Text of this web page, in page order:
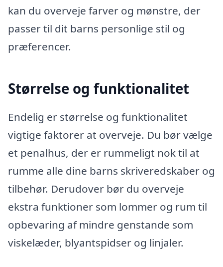
kan du overveje farver og mønstre, der
passer til dit barns personlige stil og
præferencer.
Størrelse og funktionalitet
Endelig er størrelse og funktionalitet
vigtige faktorer at overveje. Du bør vælge
et penalhus, der er rummeligt nok til at
rumme alle dine barns skriveredskaber og
tilbehør. Derudover bør du overveje
ekstra funktioner som lommer og rum til
opbevaring af mindre genstande som
viskelæder, blyantspidser og linjaler.